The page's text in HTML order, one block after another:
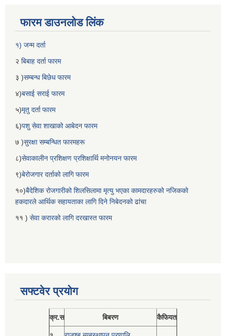
फारम डाउनलोड लिंक
१) जन्म दर्ता
२ बिबाह दर्ता फारम
३ )सम्बन्ध बिछेध फारम
४)बसाई सराई फारम
५)मृतु दर्ता फारम
६)पशु सेवा शाखाको आबेदन फारम
७ )सुरक्षा सम्बन्धित फारमहरू
८)सेवाकालीन प्रशिक्षण प्रशिक्षार्थि मनोनयन फारम
९)बेरोजगार दर्ताको लागि फारम
१०)बैदेशिक रोजगारीको शिलसिलामा मृत्यु भएका कामदारहरुको नजिकको
हकदारले आर्थिक सहायताका लागि दिने निबेदनको ढांचा
११ ) सेवा करारको लागि दरखास्त फारम
सफ्टवेर प्रयोग
क्र.स बिबरण कैफियत